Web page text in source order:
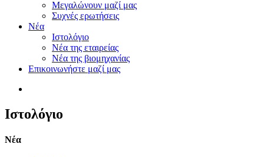
Μεγαλώνουν μαζί μας
Συχνές ερωτήσεις
Νέα
Ιστολόγιο
Νέα της εταιρείας
Νέα της βιομηχανίας
Επικοινωνήστε μαζί μας
Ιστολόγιο
Νέα